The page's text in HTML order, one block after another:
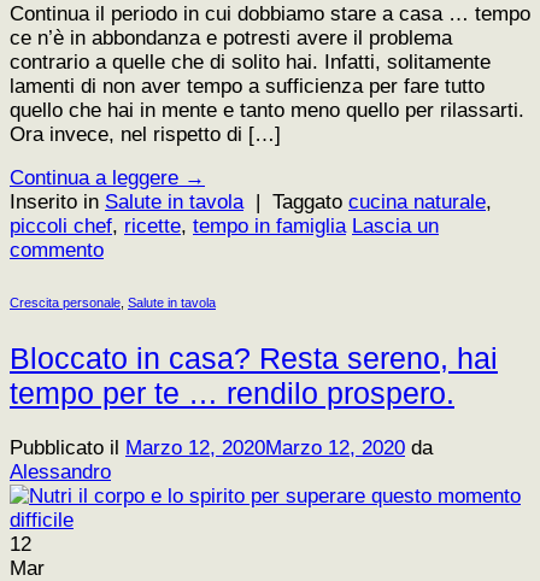
Continua il periodo in cui dobbiamo stare a casa … tempo
ce n’è in abbondanza e potresti avere il problema
contrario a quelle che di solito hai. Infatti, solitamente
lamenti di non aver tempo a sufficienza per fare tutto
quello che hai in mente e tanto meno quello per rilassarti.
Ora invece, nel rispetto di […]
Continua a leggere →
Inserito in Salute in tavola Taggato cucina naturale,
piccoli chef, ricette, tempo in famiglia Lascia un
commento
Crescita personale Salute in tavola
Bloccato in casa? Resta sereno, hai
tempo per te … rendilo prospero.
Pubblicato il Marzo 12, 2020Marzo 12, 2020 da
Alessandro
12
Mar